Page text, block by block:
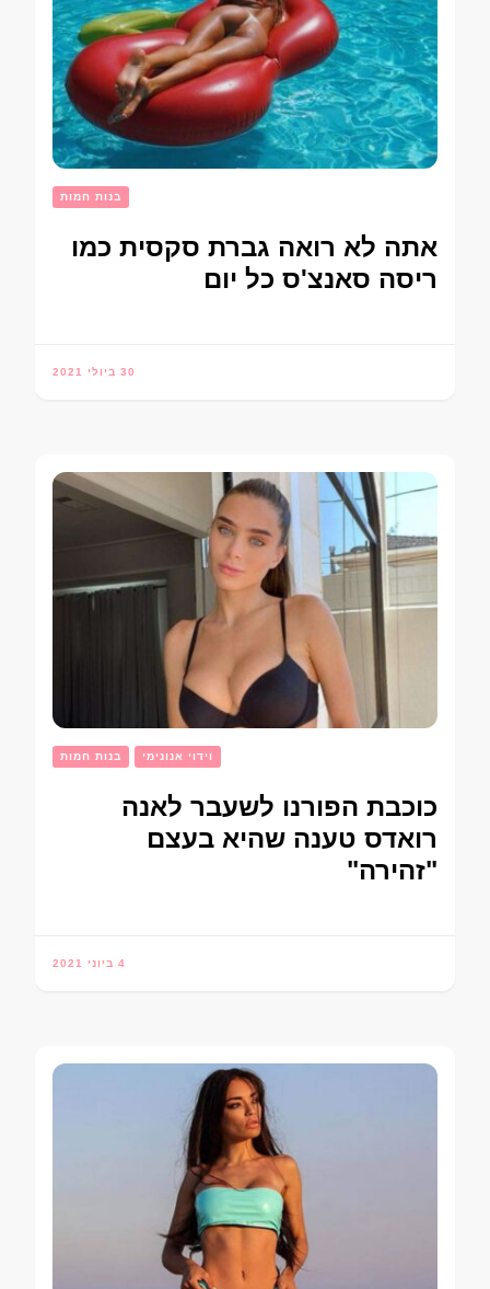
בנות חמות
אתה לא רואה גברת סקסית כמו
ריסה סאנצ'ס כל יום
30 ביולי 2021
בנות חמות וידוי אנונימי
כוכבת הפורנו לשעבר לאנה
רואדס טענה שהיא בעצם
"זהירה"
4 ביוני 2021